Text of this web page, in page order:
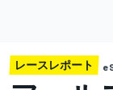
レースレポート